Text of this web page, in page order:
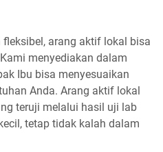
arang aktif lokal bisa
menyediakan dalam
Ibu bisa menyesuaikan
Anda. Arang aktif lokal
teruji melalui hasil uji lab
tetap tidak kalah dalam